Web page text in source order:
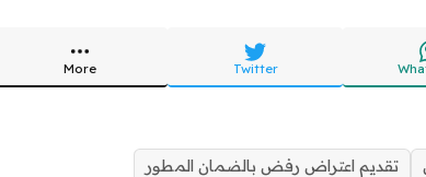
Twitter
More
تقديم اعتراض رفض بالضمان المطور